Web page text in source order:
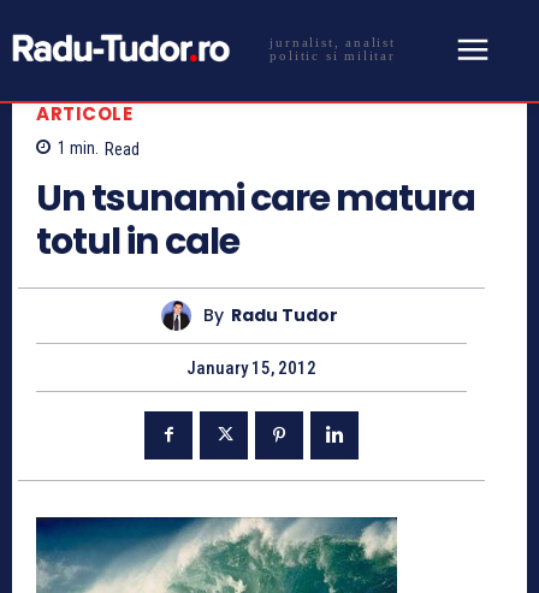
jurnalist, analist
politic si militar
ARTICOLE
1 min. Read
Un tsunami care matura
totul in cale
By Radu Tudor
January 15, 2012